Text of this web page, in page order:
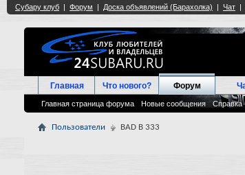
Главная Что нового? Форум
Главная страница форума Новые сообщения Справка
Пользователи BAD B 333